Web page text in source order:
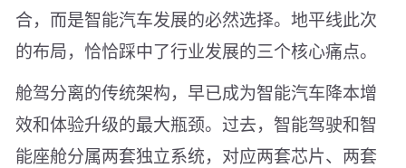
合，而是智能汽车发展的必然选择。地平线此次
的布局，恰恰踩中了行业发展的三个核心痛点。
舱驾分离的传统架构，早已成为智能汽车降本增
效和体验升级的最大瓶颈。过去，智能驾驶和智
能座舱分属两套独立系统，对应两套芯片、两套